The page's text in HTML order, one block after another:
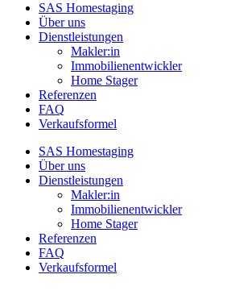
SAS Homestaging
Über uns
Dienstleistungen
Makler:in
Immobilienentwickler
Home Stager
Referenzen
FAQ
Verkaufsformel
SAS Homestaging
Über uns
Dienstleistungen
Makler:in
Immobilienentwickler
Home Stager
Referenzen
FAQ
Verkaufsformel